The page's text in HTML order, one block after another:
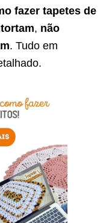
fazer tapetes de
, não
. Tudo em